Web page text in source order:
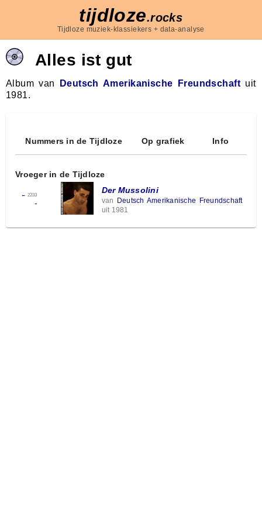
tijdloze.rocks
Tijdloze muziek-klassiekers + data-analyse
Alles ist gut
Album van Deutsch Amerikanische Freundschaft uit
1981.
Nummers in de Tijdloze Op grafiek Info
Vroeger in de Tijdloze
← 2233
-
Der Mussolini
van Deutsch Amerikanische Freundschaft
uit 1981